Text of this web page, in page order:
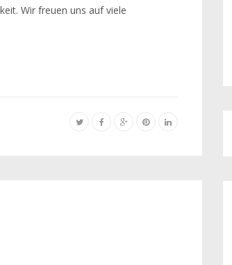
Wir freuen uns auf viele